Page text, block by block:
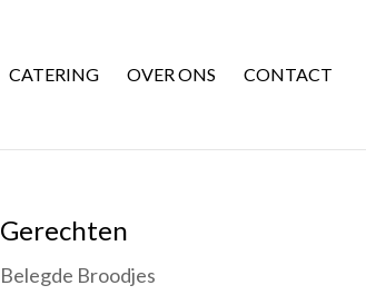
CATERING OVER ONS CONTACT
Gerechten
Belegde Broodjes